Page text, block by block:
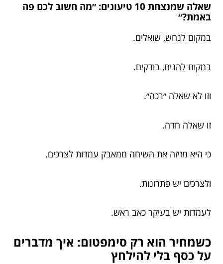
שאלה שמנצחת 10 טיעונים: ״מה חשוב לכם פה
באמת?״
במקום לנחש, שואלים.
במקום להניח, בודקים.
וזו לא שאלה ״רכה״.
זו שאלה חדה.
כי היא מזיזה את השיחה ממאבק עמדות לצרכים.
ולצרכים יש פתרונות.
לעמדות יש בעיקר כאב ראש.
כשמחיר הוא רק סימפטום: איך מדברים
על כסף בלי להילחץ